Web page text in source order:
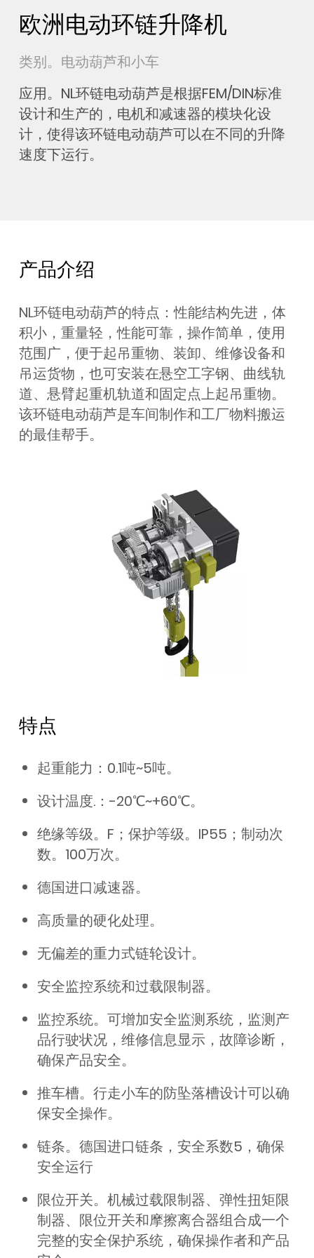
欧洲电动环链升降机
类别。电动葫芦和小车
应用。NL环链电动葫芦是根据FEM/DIN标准
设计和生产的，电机和减速器的模块化设
计，使得该环链电动葫芦可以在不同的升降
速度下运行。
产品介绍
NL环链电动葫芦的特点：性能结构先进，体
积小，重量轻，性能可靠，操作简单，使用
范围广，便于起吊重物、装卸、维修设备和
吊运货物，也可安装在悬空工字钢、曲线轨
道、悬臂起重机轨道和固定点上起吊重物。
该环链电动葫芦是车间制作和工厂物料搬运
的最佳帮手。
特点
起重能力：0.1吨~5吨。
设计温度.：-20℃~+60℃。
绝缘等级。F；保护等级。IP55；制动次
数。100万次。
德国进口减速器。
高质量的硬化处理。
无偏差的重力式链轮设计。
安全监控系统和过载限制器。
监控系统。可增加安全监测系统，监测产
品行驶状况，维修信息显示，故障诊断，
确保产品安全。
推车槽。行走小车的防坠落槽设计可以确
保安全操作。
链条。德国进口链条，安全系数5，确保
安全运行
限位开关。机械过载限制器、弹性扭矩限
制器、限位开关和摩擦离合器组合成一个
完整的安全保护系统，确保操作者和产品